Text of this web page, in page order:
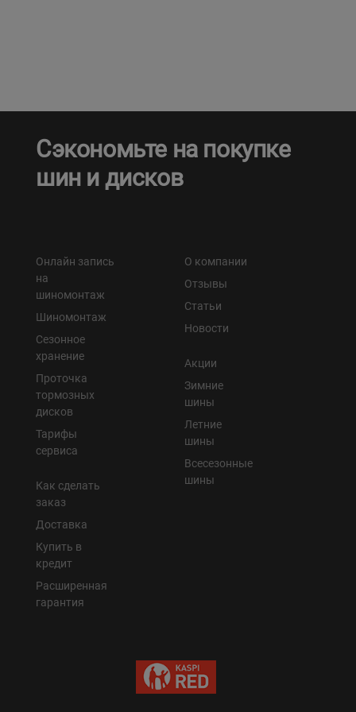
Сэкономьте на покупке
шин и дисков
Онлайн запись
на
шиномонтаж
Шиномонтаж
Сезонное
хранение
Проточка
тормозных
дисков
Тарифы
сервиса
Как сделать
заказ
Доставка
Купить в
кредит
Расширенная
гарантия
О компании
Отзывы
Статьи
Новости
Акции
Зимние
шины
Летние
шины
Всесезонные
шины
Кызылорда
Павлодар
Петропавловск
Тараз
Темиртау
Уральск
Усть-Каменогорск
Бишкек